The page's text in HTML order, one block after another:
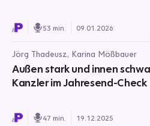
53 min. 09.01.2026
Jörg Thadeusz, Karina Mößbauer
Außen stark und innen
Kanzler im Jahresend-Check
47 min. 19.12.2025